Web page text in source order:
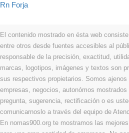
Rn Forja
El contenido mostrado en ésta web
entre otros desde fuentes accesibles al
responsable de la precisión, exactitud,
marcas, logotipos, imágenes y textos son
sus respectivos propietarios. Somos ajenos
empresas, negocios, autonómos
pregunta, sugerencia, rectificación o es
comunicarnoslo a través del equipo de
En nomas900.org te mostramos las